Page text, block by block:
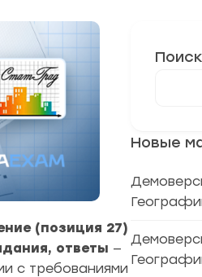
(позиция 27)
ответы —
с требованиями
Поиск
Новые